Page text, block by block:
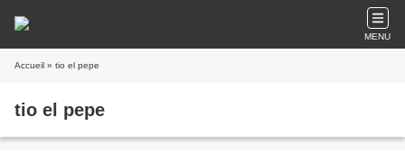
MENU
Accueil » tio el pepe
tio el pepe